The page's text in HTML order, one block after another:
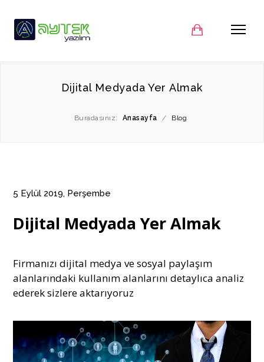
Dijital Medyada Yer Almak
Buradasınız: Anasayfa / Blog
5 Eylül 2019, Perşembe
Dijital Medyada Yer Almak
Firmanızı dijital medya ve sosyal paylaşım
alanlarındaki kullanım alanlarını detaylıca analiz
ederek sizlere aktarıyoruz